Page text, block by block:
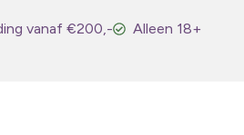
vanaf €200,- Alleen 18+